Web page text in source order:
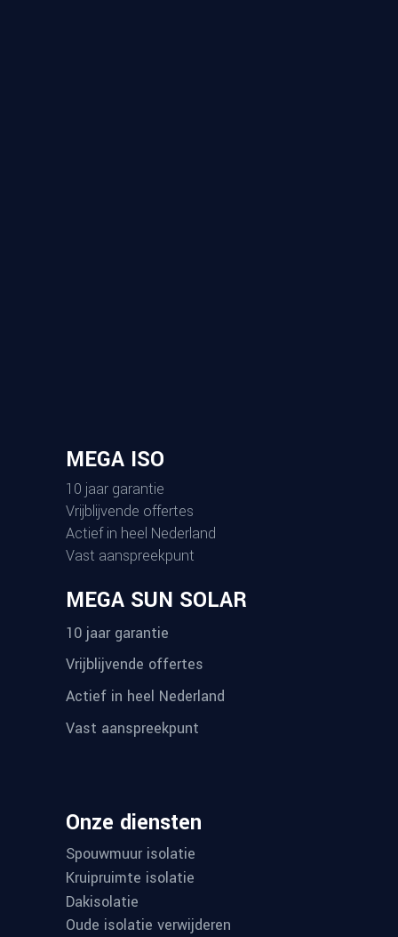
MEGA ISO
10 jaar garantie
Vrijblijvende offertes
Actief in heel Nederland
Vast aanspreekpunt
MEGA SUN SOLAR
10 jaar garantie
Vrijblijvende offertes
Actief in heel Nederland
Vast aanspreekpunt
Onze diensten
Spouwmuur isolatie
Kruipruimte isolatie
Dakisolatie
Oude isolatie verwijderen